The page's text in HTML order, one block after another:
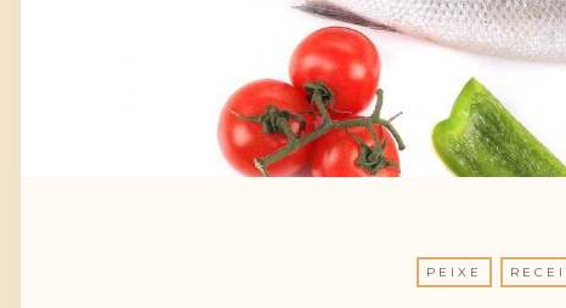
PEIXE